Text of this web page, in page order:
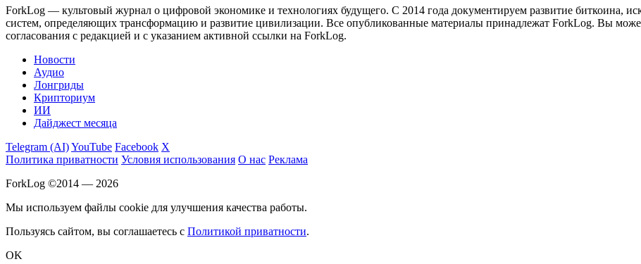
ForkLog — культовый журнал о цифровой экономике и технологиях будущего. С 2014 года документируем развитие биткоина,
систем, определяющих трансформацию и развитие цивилизации. Все опубликованные материалы принадлежат ForkLog. Вы
согласования с редакцией и с указанием активной ссылки на ForkLog.
Новости
Аудио
Лонгриды
Крипториум
ИИ
Дайджест месяца
Telegram (AI)YouTube Facebook X
Политика приватности Условия использования О нас Реклама
ForkLog ©2014 — 2026
Мы используем файлы cookie для улучшения качества работы.
Пользуясь сайтом, вы соглашаетесь с Политикой приватности.
OK